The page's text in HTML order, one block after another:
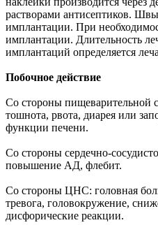
растворами антисептиков.
имплантации. При
имплантации. Длительность
имплантаций определяется
Побочное действие
Со стороны пищеварительной
тошнота, рвота, диарея или
функции печени.
Со стороны сердечно-
повышение АД, флебит.
Со стороны ЦНС: головная
тревога, головокружение,
дисфорические реакции.